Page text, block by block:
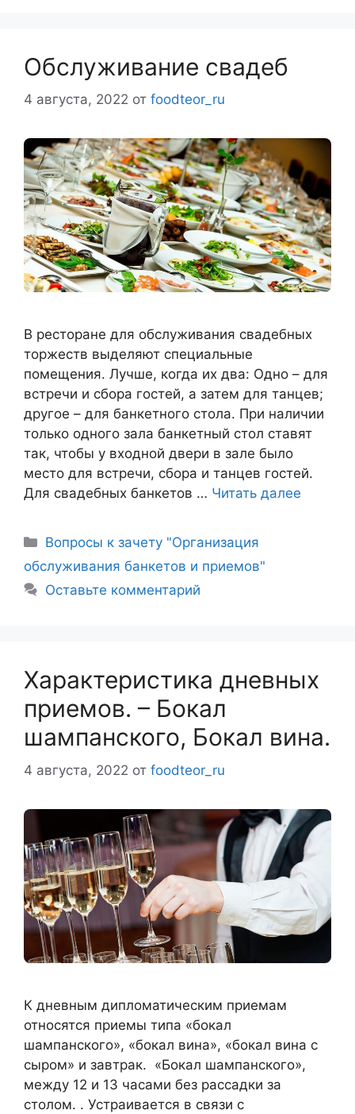
Обслуживание свадеб
4 августа, 2022 от foodteor_ru
В ресторане для обслуживания свадебных
торжеств выделяют специальные
помещения. Лучше, когда их два: Одно – для
встречи и сбора гостей, а затем для танцев;
другое – для банкетного стола. При наличии
только одного зала банкетный стол ставят
так, чтобы у входной двери в зале было
место для встречи, сбора и танцев гостей.
Для свадебных банкетов … Читать далее
Рубрики
Вопросы к зачету "Организация
обслуживания банкетов и приемов"
Оставьте комментарий
Характеристика дневных
приемов. – Бокал
шампанского, Бокал вина.
4 августа, 2022 от foodteor_ru
К дневным дипломатическим приемам
относятся приемы типа «бокал
шампанского», «бокал вина», «бокал вина с
сыром» и завтрак. «Бокал шампанского»,
между 12 и 13 часами без рассадки за
столом. . Устраивается в связи с